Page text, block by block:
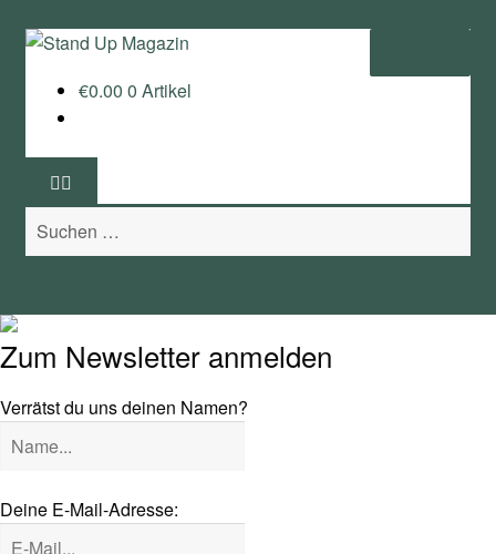
springen
Zum
springen
News
Wing und Foil
Ratgeber
Das Magazin
Stand Up Magazin TV
SPOT FINDER
€0.00 0 Artikel
Suchen
nach:
Zum Newsletter anmelden
Verrätst du uns deinen Namen?
Deine E-Mail-Adresse: